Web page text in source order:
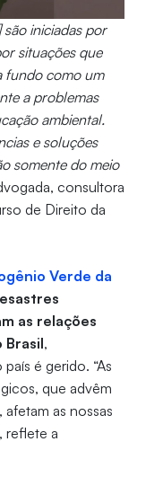
são iniciadas por
situações que
fundo como um
a problemas
ambiental.
e soluções
somente do meio
consultora
de Direito da
Verde da
as relações
Brasil,
é gerido. “As
que advêm
as nossas
reflete a